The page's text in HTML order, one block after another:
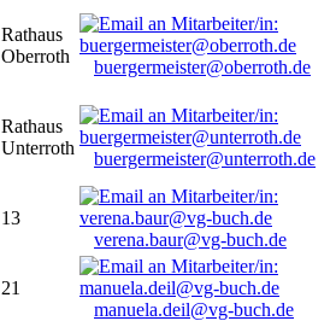
Rathaus
Oberroth
buergermeister@oberroth.de
Rathaus
Unterroth
buergermeister@unterroth.de
13
verena.baur@vg-buch.de
21
manuela.deil@vg-buch.de